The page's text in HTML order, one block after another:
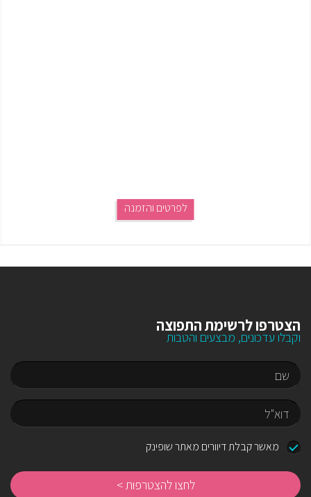
לפרטים והזמנה
הצטרפו לרשימת התפוצה
וקבלו עדכונים, מבצעים והטבות
שם
דוא"למאשר קבלת דיוורים מאתר שופינק